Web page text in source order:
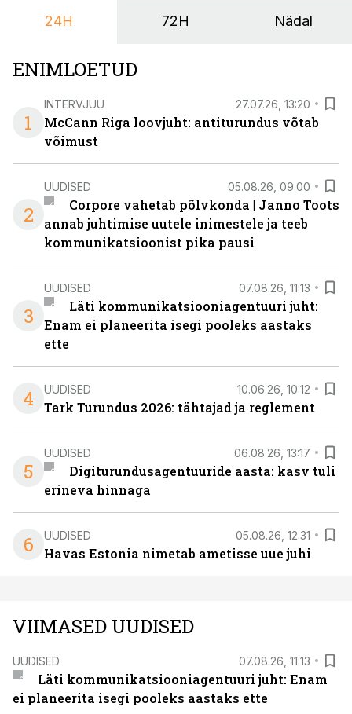
24H 72H Nädal
ENIMLOETUD
1
INTERVJUU 27.07.26, 13:20
McCann Riga loovjuht: antiturundus võtab
võimust
2
UUDISED 05.08.26, 09:00
Corpore vahetab põlvkonda | Janno Toots
annab juhtimise uutele inimestele ja teeb
kommunikatsioonist pika pausi
3
UUDISED 07.08.26, 11:13
Läti kommunikatsiooniagentuuri juht:
Enam ei planeerita isegi pooleks aastaks
ette
4 UUDISED 10.06.26, 10:12
Tark Turundus 2026: tähtajad ja reglement
5
UUDISED 06.08.26, 13:17
Digiturundusagentuuride aasta: kasv tuli
erineva hinnaga
6 UUDISED 05.08.26, 12:31
Havas Estonia nimetab ametisse uue juhi
VIIMASED UUDISED
UUDISED 07.08.26, 11:13
Läti kommunikatsiooniagentuuri juht: Enam
ei planeerita isegi pooleks aastaks ette